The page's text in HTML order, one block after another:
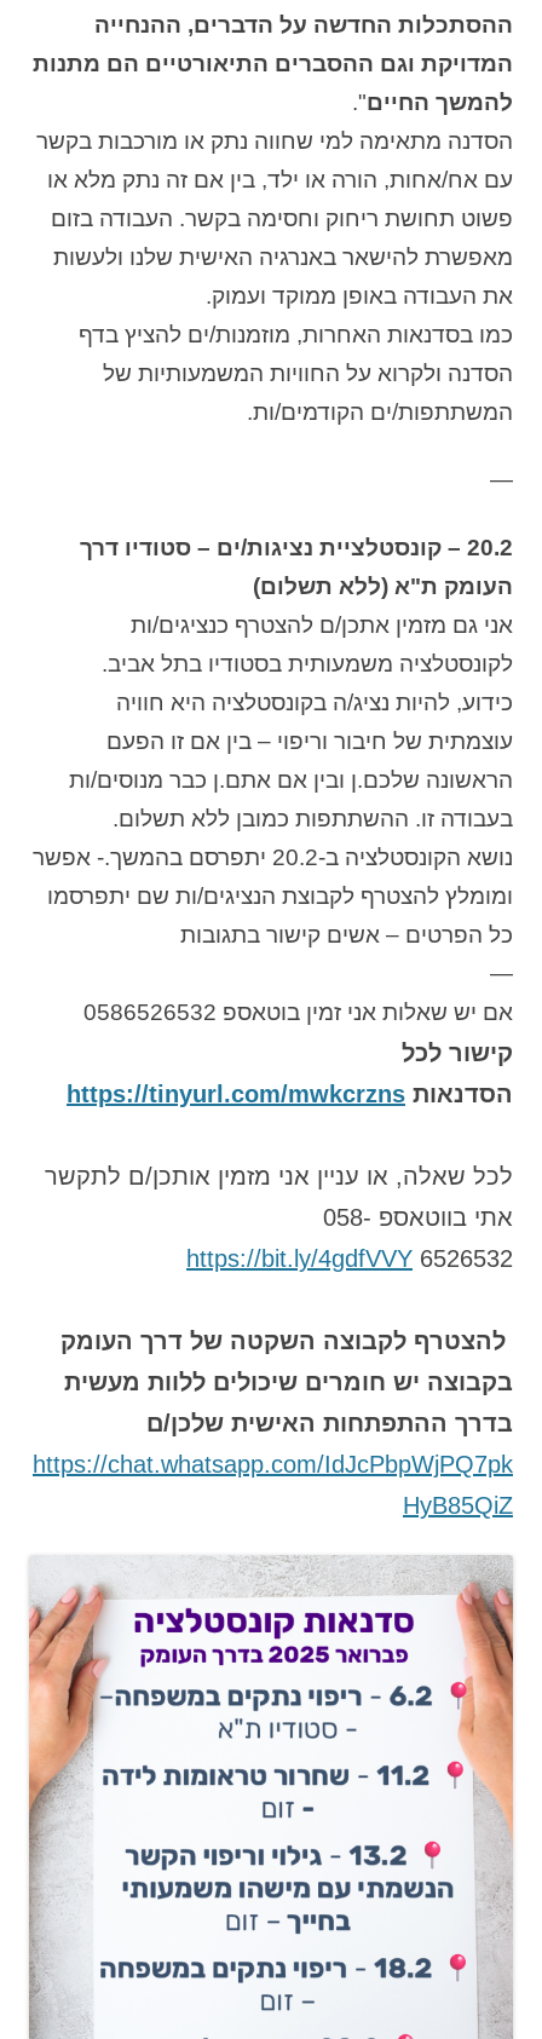
ההסתכלות החדשה על הדברים, ההנחייה
המדויקת וגם ההסברים התיאורטיים הם מתנות
להמשך החיים".
הסדנה מתאימה למי שחווה נתק או מורכבות בקשר
עם אח/אחות, הורה או ילד, בין אם זה נתק מלא או
פשוט תחושת ריחוק וחסימה בקשר. העבודה בזום
מאפשרת להישאר באנרגיה האישית שלנו ולעשות
את העבודה באופן ממוקד ועמוק.
כמו בסדנאות האחרות, מוזמנות/ים להציץ בדף
הסדנה ולקרוא על החוויות המשמעותיות של
המשתתפות/ים הקודמים/ות.
—
20.2 – קונסטלציית נציגות/ים – סטודיו דרך
העומק ת"א (ללא תשלום)
אני גם מזמין אתכן/ם להצטרף כנציגים/ות
לקונסטלציה משמעותית בסטודיו בתל אביב.
כידוע, להיות נציג/ה בקונסטלציה היא חוויה
עוצמתית של חיבור וריפוי – בין אם זו הפעם
הראשונה שלכם.ן ובין אם אתם.ן כבר מנוסים/ות
בעבודה זו. ההשתתפות כמובן ללא תשלום.
נושא הקונסטלציה ב-20.2 יתפרסם בהמשך.- אפשר
ומומלץ להצטרף לקבוצת הנציגים/ות שם יתפרסמו
כל הפרטים – אשים קישור בתגובות
—
אם יש שאלות אני זמין בוטאספ 0586526532
קישור לכל
הסדנאות https://tinyurl.com/mwkcrzns
לכל שאלה, או עניין אני מזמין אותכן/ם לתקשר
אתי בווטאספ 058-
6526532
https://bit.ly/4gdfVVY
להצטרף לקבוצה השקטה של דרך העומק
בקבוצה יש חומרים שיכולים ללוות מעשית
בדרך ההתפתחות האישית שלכן/ם
https://chat.whatsapp.com/IdJcPbpWjPQ7pk
HyB85QiZ